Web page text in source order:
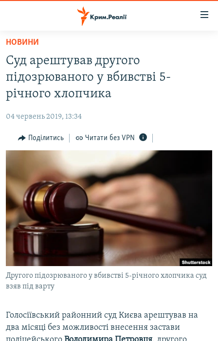
Перейти
основного
матеріалу
Перейти
до
основної
навігації
Перейти
до
ВОДА.КРИМ
ВІДЕО ТА ФОТО
БЛОГИ
ПОГЛЯД
ВСЕ ЗА ДЕНЬ
СПЕЦПРОЕКТИ
ДЕПОРТАЦІЯ
ВІДЕОУРОКИ «ELIFBE»
УКРАЇНСЬКА ПРОБЛЕМА КРИМУ
ІНФОГРАФІКА
ЯК ОБІЙТИ БЛОКУВАННЯ
Русский
Qırımtatar
ДОЛУЧАЙСЯ!
Усі сайти RFE/RL
НОВИНИ
Суд арештував другого
підозрюваного у вбивстві 5-
річного хлопчика
04 червень 2019, 13:34
Поділитись Читати без VPN
Другого підозрюваного у вбивстві 5-річного хлопчика суд
взяв під варту
Голосіївський районний суд Києва арештував на
два місяці без можливості внесення застави